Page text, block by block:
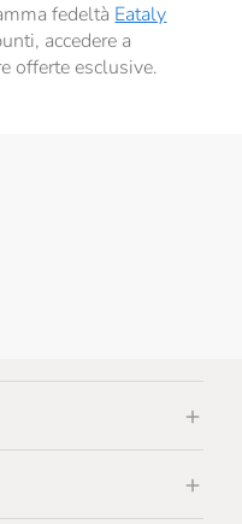
fedeltà Eataly
accedere a
offerte esclusive.